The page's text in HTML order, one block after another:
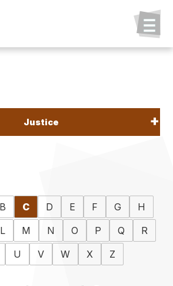
Justice
B C D E F G
H
L M N O P Q
R
U V W X Z